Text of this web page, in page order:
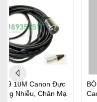
BÓ 10M DÂY LOA 2x3.0
Cao Cấp Chuyên Nghiệp